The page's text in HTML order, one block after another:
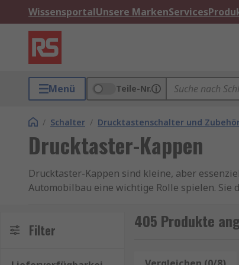
WissensportalUnsere MarkenServices
Menü Teile-Nr.
/ Schalter / Drucktastenschalter und
Drucktaster-Kappen
Drucktaster-Kappen sind kleine, aber
Automobilbau eine wichtige Rolle spielen.
und Schaltsysteme. Die Auswahl der
Materialien, Formen und Farben sind
Was sind Drucktaster-Kappen?
Filter 405 Produkte